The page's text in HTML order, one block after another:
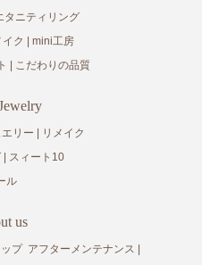
タニティリング
ク
mini工房
こだわりの品質
リー
リメイク
スィート10
ル
us
プ アフターメンテナンス